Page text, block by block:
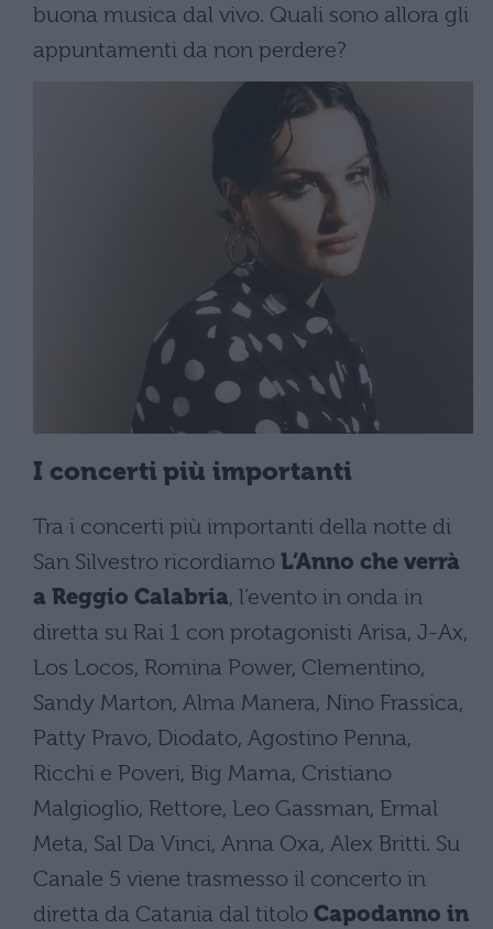
buona musica dal vivo. Quali sono allora gli
appuntamenti da non perdere?
I concerti più importanti
Tra i concerti più importanti della notte di
San Silvestro ricordiamo L’Anno che verrà
a Reggio Calabria, l’evento in onda in
diretta su Rai 1 con protagonisti Arisa, J-Ax,
Los Locos, Romina Power, Clementino,
Sandy Marton, Alma Manera, Nino Frassica,
Patty Pravo, Diodato, Agostino Penna,
Ricchi e Poveri, Big Mama, Cristiano
Malgioglio, Rettore, Leo Gassman, Ermal
Meta, Sal Da Vinci, Anna Oxa, Alex Britti. Su
Canale 5 viene trasmesso il concerto in
diretta da Catania dal titolo Capodanno in